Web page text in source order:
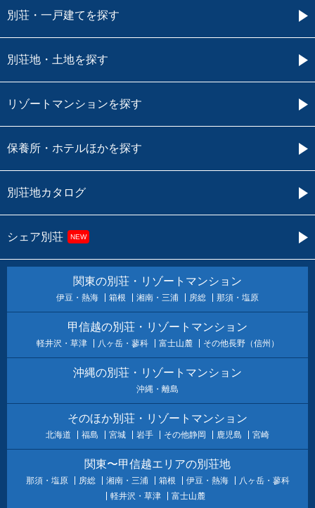
別荘・一戸建てを探す
別荘地・土地を探す
リゾートマンションを探す
保養所・ホテルほかを探す
別荘地カタログ
シェア別荘 NEW
関東の別荘・リゾートマンション
伊豆・熱海 箱根 湘南・三浦 房総 那須・塩原
甲信越の別荘・リゾートマンション
軽井沢・草津 八ヶ岳・蓼科 富士山麓 その他長野（信州）
沖縄の別荘・リゾートマンション
沖縄・離島
そのほか別荘・リゾートマンション
北海道 福島 宮城 岩手 その他静岡 鹿児島 宮崎
関東〜甲信越エリアの別荘地
那須・塩原 房総 湘南・三浦 箱根 伊豆・熱海
八ヶ岳・蓼科
軽井沢・草津
富士山麓